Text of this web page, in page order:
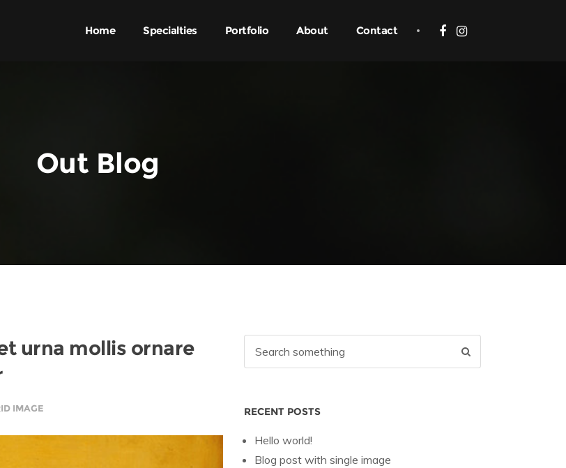
Home Specialties Portfolio About Contact
Out Blog
urna mollis ornare
IMAGE RECENT POSTS
Hello world!
Blog post with single image